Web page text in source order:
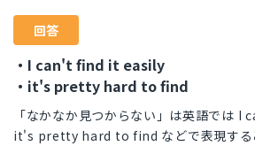
回答
・I can't find it easily
・it's pretty hard to find
「なかなか見つからない」は英語では
it's pretty hard to find などで表現する